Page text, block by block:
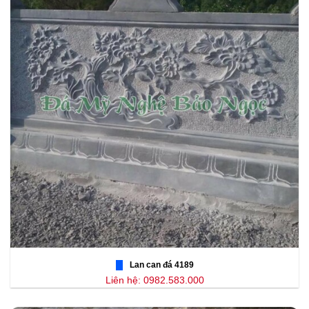
Lan can đá 4189
Liên hệ: 0982.583.000